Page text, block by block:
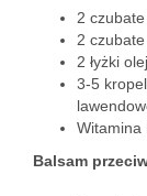
2 czubate
2 czubate
2 łyżki
3-5
Witamina
Balsam